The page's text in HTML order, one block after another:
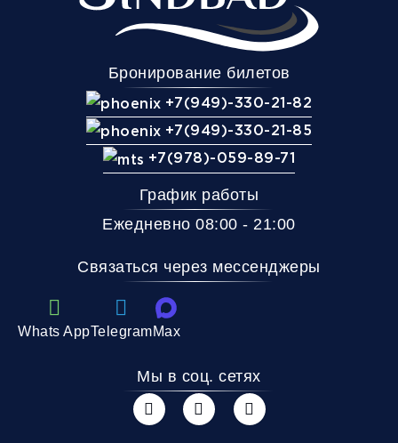
Телевизор Комфорт
Wi-Fi
1 сумка бесплатно
Дополнительный багаж - 400Р
Бронирование билетов
+7(949)-330-21-82
+7(949)-330-21-85
+7(978)-059-89-71
График работы
Ежедневно 08:00 - 21:00
Связаться через мессенджеры
Whats AppTelegramMax
Мы в соц. сетях